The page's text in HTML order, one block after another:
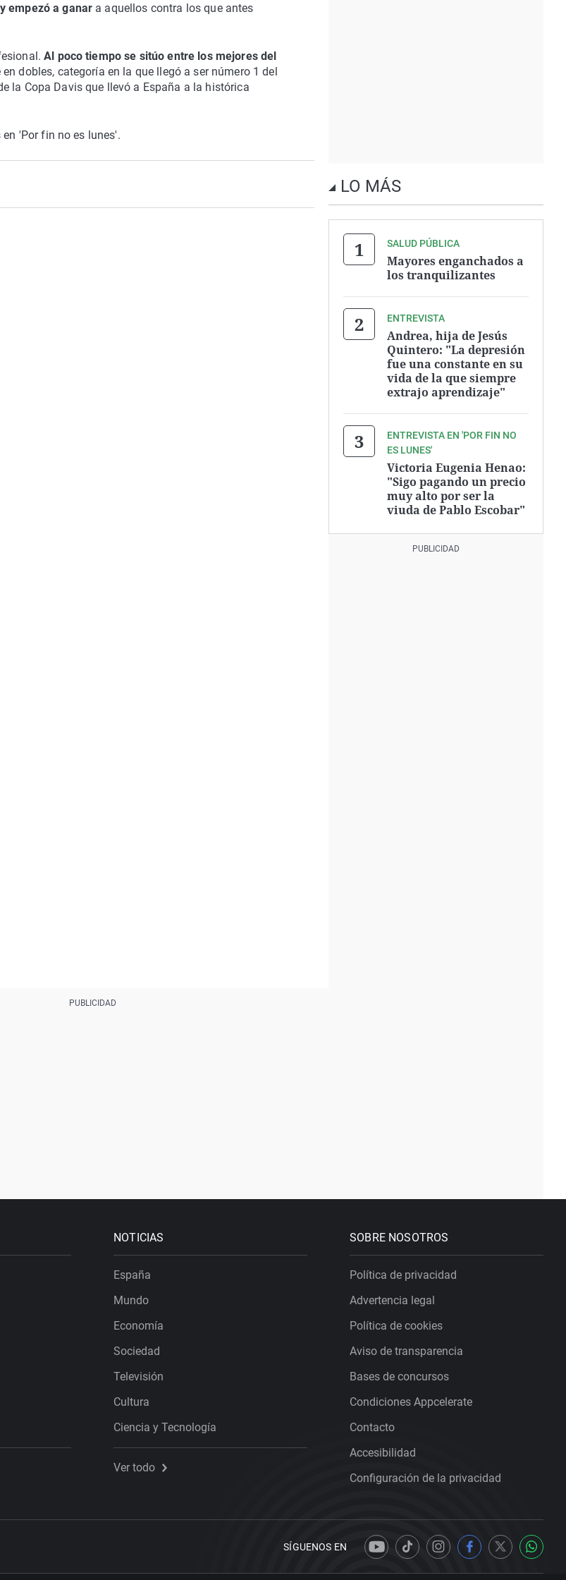
empezó a ganar a aquellos contra los que antes
Al poco tiempo se sitúo entre los mejores del
dobles, categoría en la que llegó a ser número 1 del
la Copa Davis que llevó a España a la histórica
'Por fin no es lunes'.
LO MÁS
SALUD PÚBLICA
Mayores enganchados a
los tranquilizantes
ENTREVISTA
Andrea, hija de Jesús
Quintero: "La depresión
fue una constante en su
vida de la que siempre
extrajo aprendizaje"
ENTREVISTA EN 'POR FIN NO
ES LUNES'
Victoria Eugenia Henao:
"Sigo pagando un precio
muy alto por ser la
viuda de Pablo Escobar"
NOTICIAS
España
Mundo
Economía
Sociedad
Televisión
Cultura
Ciencia y Tecnología
Ver todo
SOBRE NOSOTROS
Política de privacidad
Advertencia legal
Política de cookies
Aviso de transparencia
Bases de concursos
Condiciones Appcelerate
Contacto
Accesibilidad
Configuración de la privacidad
SÍGUENOS EN